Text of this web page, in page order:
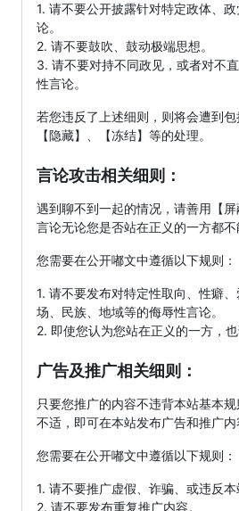
1. 请不要公开披露针对特定政体、
论。
2. 请不要鼓吹、鼓动极端思想。
3. 请不要对持不同政见，或者对不
性言论。
若您违反了上述细则，则将会遭到包
【隐藏】、【冻结】等的处理。
言论攻击相关细则：
遇到聊不到一起的情况，请善用【
言论无论您是否站在正义的一方都不
您需要在公开嘟文中遵循以下规则：
1. 请不要发布对特定性取向、性癖
场、民族、地域等的侮辱性言论。
2. 即使您认为您站在正义的一方，也
广告及推广相关细则：
只要您推广的内容不违背本站基本
不适，即可在本站发布广告和推广内
您需要在公开嘟文中遵循以下规则：
1. 请不要推广虚假、诈骗、或违反本
2. 请不要发布重复推广内容。